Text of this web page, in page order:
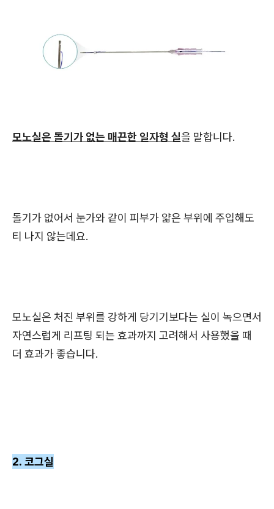
모노실은 돌기가 없는 매끈한 일자형 실을 말합니다.
돌기가 없어서 눈가와 같이 피부가 얇은 부위에 주입해도
티 나지 않는데요.
모노실은 처진 부위를 강하게 당기기보다는 실이 녹으면서
자연스럽게 리프팅 되는 효과까지 고려해서 사용했을 때
더 효과가 좋습니다.
2. 코그실